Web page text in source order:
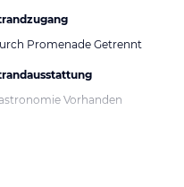
Promenade Getrennt
Vorhanden